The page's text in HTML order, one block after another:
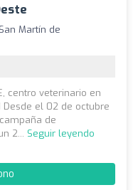
Martín de
centro veterinario en
Desde el 02 de octubre
de
2... Seguir leyendo